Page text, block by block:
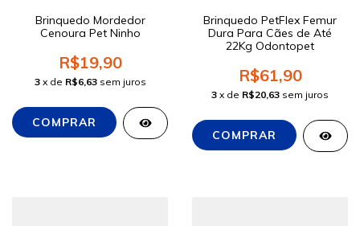
Brinquedo Mordedor
Cenoura Pet Ninho
R$19,90
3 x de R$6,63 sem juros
Brinquedo PetFlex Femur
Dura Para Cães de Até
22Kg Odontopet
R$61,90
3 x de R$20,63 sem juros